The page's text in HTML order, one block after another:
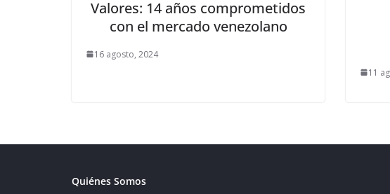
Valores: 14 años comprometidos
con el mercado venezolano
16 agosto, 2024
11
Quiénes Somos